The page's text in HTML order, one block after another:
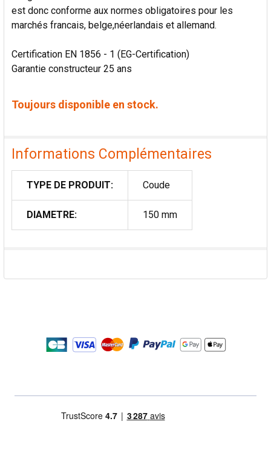
est donc conforme aux normes obligatoires pour les
marchés francais, belge,néerlandais et allemand.
Certification EN 1856 - 1 (EG-Certification)
Garantie constructeur 25 ans
Toujours disponible en stock.
Informations Complémentaires
TYPE DE PRODUIT: Coude
DIAMETRE: 150 mm